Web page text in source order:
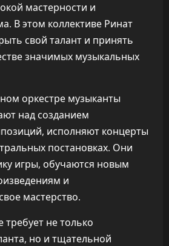
мастерности и
В этом коллективе Ринат
свой талант и принять
значимых музыкальных
оркестре музыканты
над созданием
исполняют концерты
постановках. Они
игры, обучаются новым
и
мастерство.
требует не только
но и тщательной